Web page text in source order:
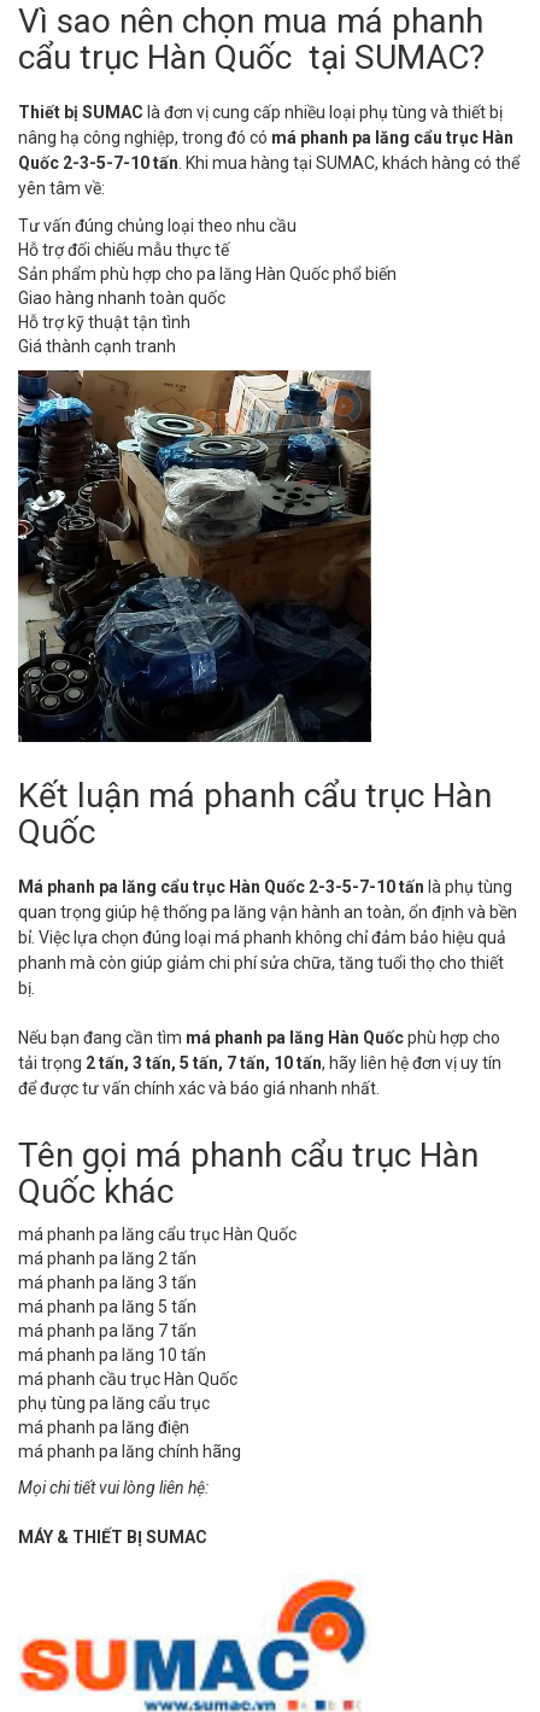
Vì sao nên chọn mua má phanh
cẩu trục Hàn Quốc tại SUMAC?
Thiết bị SUMAC là đơn vị cung cấp nhiều loại phụ tùng và thiết bị
nâng hạ công nghiệp, trong đó có má phanh pa lăng cẩu trục Hàn
Quốc 2-3-5-7-10 tấn . Khi mua hàng tại SUMAC, khách hàng có thể
yên tâm về:
Tư vấn đúng chủng loại theo nhu cầu
Hỗ trợ đối chiếu mẫu thực tế
Sản phẩm phù hợp cho pa lăng Hàn Quốc phổ biến
Giao hàng nhanh toàn quốc
Hỗ trợ kỹ thuật tận tình
Giá thành cạnh tranh
Kết luận má phanh cẩu trục Hàn
Quốc
Má phanh pa lăng cẩu trục Hàn Quốc 2-3-5-7-10 tấn là phụ tùng
quan trọng giúp hệ thống pa lăng vận hành an toàn, ổn định và bền
bỉ. Việc lựa chọn đúng loại má phanh không chỉ đảm bảo hiệu quả
phanh mà còn giúp giảm chi phí sửa chữa, tăng tuổi thọ cho thiết
bị.
Nếu bạn đang cần tìm má phanh pa lăng Hàn Quốcphù hợp cho
tải trọng 2 tấn, 3 tấn, 5 tấn, 7 tấn, 10 tấn, hãy liên hệ đơn vị uy tín
để được tư vấn chính xác và báo giá nhanh nhất.
Tên gọi má phanh cẩu trục Hàn
Quốc khác
má phanh pa lăng cẩu trục Hàn Quốc
má phanh pa lăng 2 tấn
má phanh pa lăng 3 tấn
má phanh pa lăng 5 tấn
má phanh pa lăng 7 tấn
má phanh pa lăng 10 tấn
má phanh cầu trục Hàn Quốc
phụ tùng pa lăng cẩu trục
má phanh pa lăng điện
má phanh pa lăng chính hãng
Mọi chi tiết vui lòng liên hệ:
MÁY & THIẾT BỊ SUMAC